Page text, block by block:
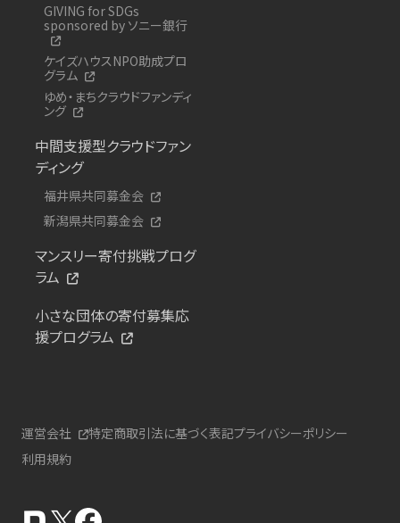
GIVING for SDGs
sponsored by ソニー銀行
ケイズハウスNPO助成プロ
グラム
ゆめ・まちクラウドファンディ
ング
中間支援型クラウドファン
ディング
福井県共同募金会
新潟県共同募金会
マンスリー寄付挑戦プログ
ラム
小さな団体の寄付募集応
援プログラム
運営会社 特定商取引法に基づく表記プライバシーポリシー
利用規約